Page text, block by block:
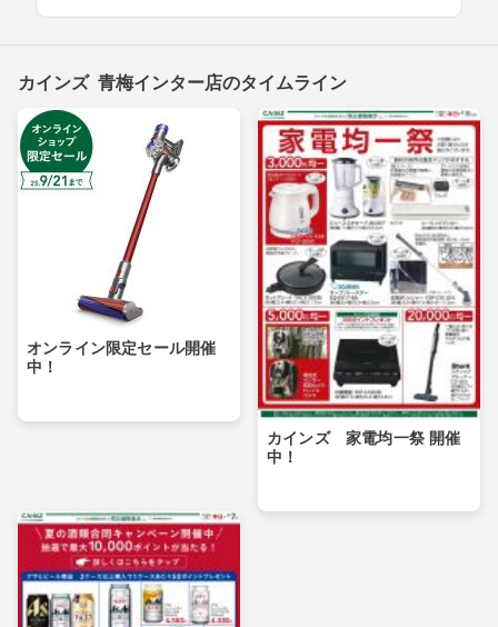
カインズ 青梅インター店のタイムライン
オンライン限定セール開催
中！
カインズ 家電均一祭 開催
中！